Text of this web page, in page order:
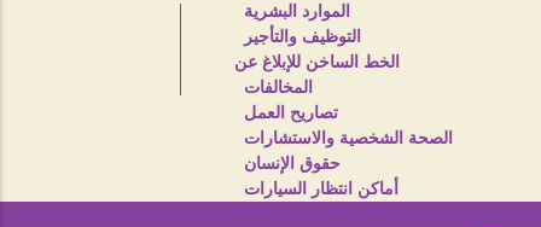
الموارد البشرية
التوظيف والتأجير
الخط الساخن للإبلاغ عن
المخالفات
تصاريح العمل
الصحة الشخصية والاستشارات
حقوق الإنسان
أماكن انتظار السيارات